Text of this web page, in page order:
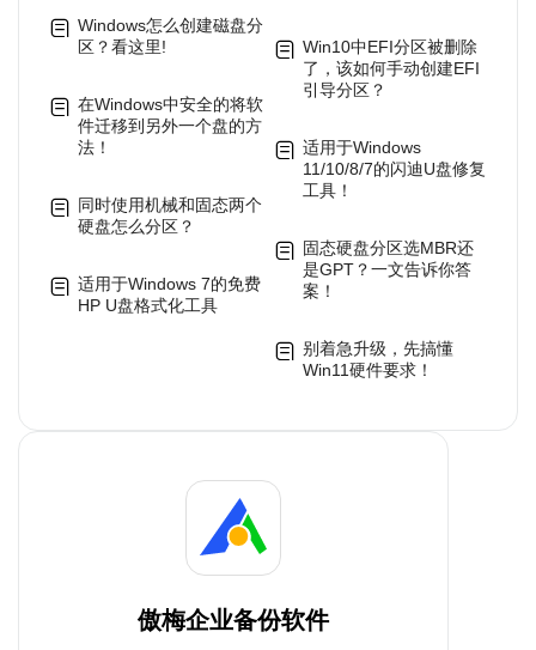
Windows怎么创建磁盘分
区？看这里!
在Windows中安全的将软
件迁移到另外一个盘的方
法！
同时使用机械和固态两个
硬盘怎么分区？
适用于Windows 7的免费
HP U盘格式化工具
Win10中EFI分区被删除
了，该如何手动创建EFI
引导分区？
适用于Windows
11/10/8/7的闪迪U盘修复
工具！
固态硬盘分区选MBR还
是GPT？一文告诉你答
案！
别着急升级，先搞懂
Win11硬件要求！
傲梅企业备份软件